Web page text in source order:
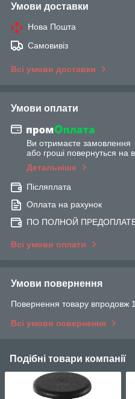
Умови доставки
Нова Пошта
Самовивіз
Всі умови доставки
Умови оплати
Ви отримаєте замовлення
або гроші повернуться на
Детальніше
Післяплата
Оплата на рахунок
ПО ПОЛНОЙ
Всі умови оплати
Умови повернення
Повернення товару впродовж
Всі умови повернення
Подібні товари компанії